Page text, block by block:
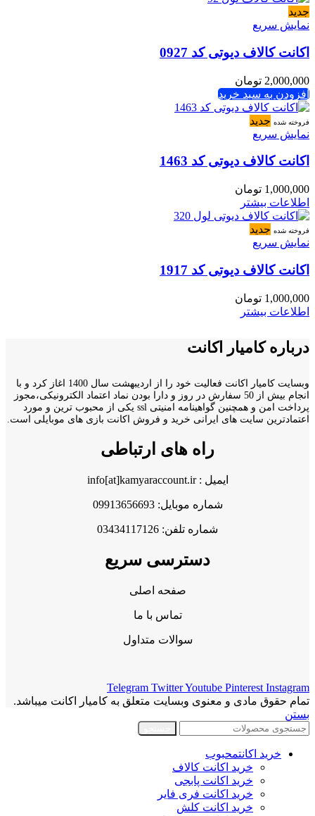
جدید
نمایش سریع
اکانت کالاف دیوتی کد 0927
2,000,000 تومان
افزودن به سبد خرید
فروخته شده جدید
نمایش سریع
اکانت کالاف دیوتی کد 1463
1,000,000 تومان
اطلاعات بیشتر
فروخته شده جدید
نمایش سریع
اکانت کالاف دیوتی کد 1917
1,000,000 تومان
اطلاعات بیشتر
درباره کامیار اکانت
وبسایت کامیار اکانت فعالیت خود را از اردیبهشت سال 1400 اغاز کرد و با
انجام بیش از 50 سفارش در روز و دارا بودن نماد اعتماد الکترونیکی،مجوز
پرداخت امن و همچنین گواهینامه امنیتی ssl یکی از محبوب ترین و مورد
اعتمادترین سایت های ایرانی خرید و فروش اکانت بازی های موبایلی است.
راه های ارتباطی
ایمیل : info[at]kamyaraccount.ir
شماره موبایل: 09913656693
شماره تلفن: 03434117126
دسترسی سریع
صفحه اصلی
تماس با ما
سوالات متداول
Telegram TwitterYoutube Pinterest Instagram
تمام حقوق مادی و معنوی وبسایت متعلق به کامیار اکانت میباشد.
بستن
خرید اکانتمحبوب
خرید اکانت کالاف
خرید اکانت پابجی
خرید اکانت فری فایر
خرید اکانت کلش